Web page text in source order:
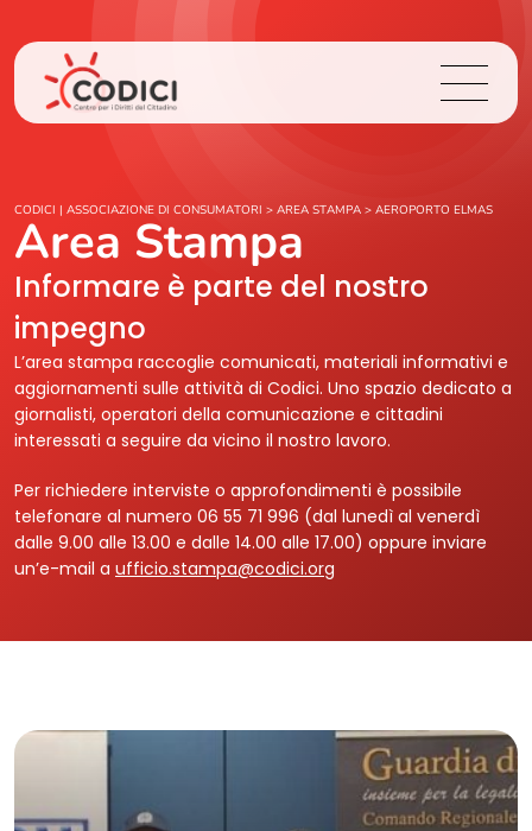
Chi Siamo
Cosa Facciamo
Area Stampa
Contatti
Login
CODICI | ASSOCIAZIONE DI CONSUMATORI > AREA STAMPA > AEROPORTO ELMAS
Area Stampa
Informare è parte del nostro
impegno
L’area stampa raccoglie comunicati, materiali informativi e
aggiornamenti sulle attività di Codici. Uno spazio dedicato a
giornalisti, operatori della comunicazione e cittadini
interessati a seguire da vicino il nostro lavoro.
Per richiedere interviste o approfondimenti è possibile
telefonare al numero 06 55 71 996 (dal lunedì al venerdì
dalle 9.00 alle 13.00 e dalle 14.00 alle 17.00) oppure inviare
un’e-mail a ufficio.stampa@codici.org